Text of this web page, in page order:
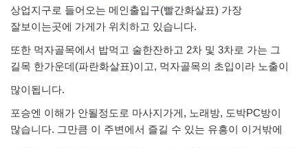
상업지구로 들어오는 메인출입구(빨간화살표) 가장
잘보이는곳에 가게가 위치하고 있습니다.
또한 먹자골목에서 밥먹고 술한잔하고 2차 및 3차로 가는 그
길목 한가운데(파란화살표)이고, 먹자골목의 초입이라 노출이
많이됩니다.
포승엔 이해가 안될정도로 마사지가게, 노래방, 도박PC방이
많습니다. 그만큼 이 주변에서 즐길 수 있는 유흥이 이거밖에